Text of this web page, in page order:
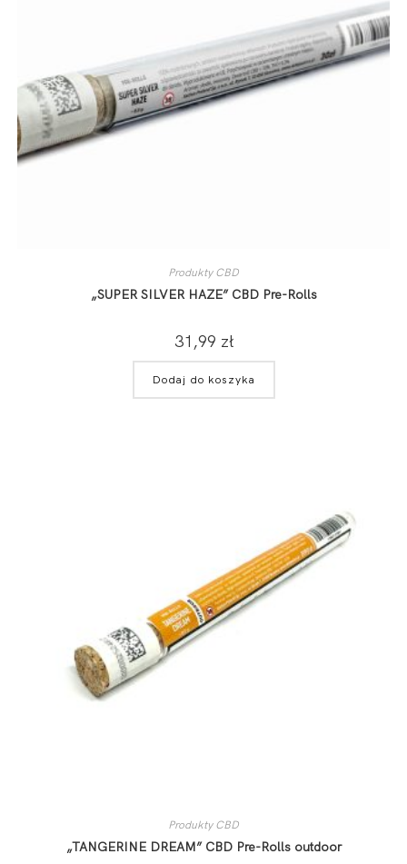
Produkty CBD
„SUPER SILVER HAZE” CBD Pre-Rolls
31,99 zł
Dodaj do koszyka
Produkty CBD
„TANGERINE DREAM” CBD Pre-Rolls outdoor